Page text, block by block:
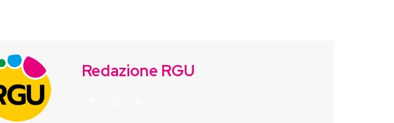
Redazione RGU